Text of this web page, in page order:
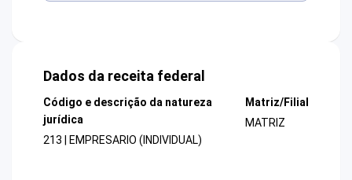
Dados da receita federal
Código e descrição da natureza
jurídica
213 | EMPRESARIO (INDIVIDUAL)
Matriz/Filial
MATRIZ